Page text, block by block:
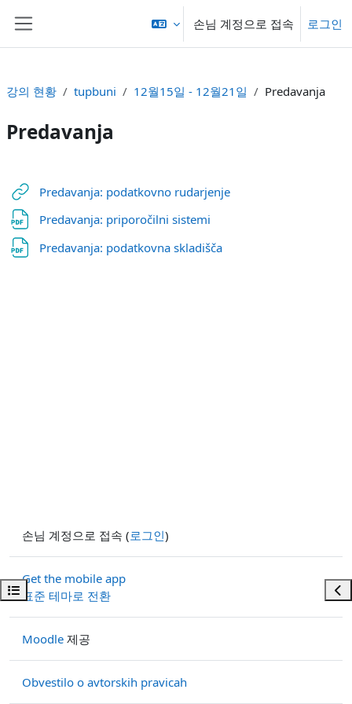
손님 계정으로 접속 로그인
강의 목차 열기 블
강의 현황 tupbuni 12월15일 - 12월21일 Predavanja
Predavanja
섹션 개요
Predavanja: podatkovno rudarjenjeURL
Predavanja: priporočilni sistemi
Predavanja: podatkovna skladišča
손님 계정으로 접속 (로그인)
Get the mobile app
표준 테마로 전환
Moodle 제공
Obvestilo o avtorskih pravicah